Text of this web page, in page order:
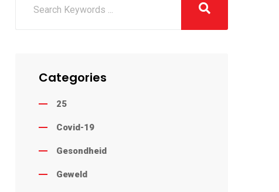
Categories
25
Covid-19
Gesondheid
Geweld